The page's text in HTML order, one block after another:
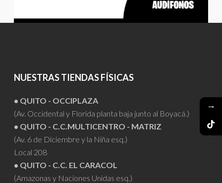
NUESTRAS TIENDAS FÍSICAS
• QUITO - OCCIPLAZA
(Av. Occidental y Florida planta baja junto al Boyacá.)
• QUITO - C.C.MULTICENTRO - MATRIZ
(Av. 6 de Diciembre y la Niña esq.)
Local 208
• QUITO - C.C. EL CARACOL
(Amazonas y Naciones Unidas esq.)
→